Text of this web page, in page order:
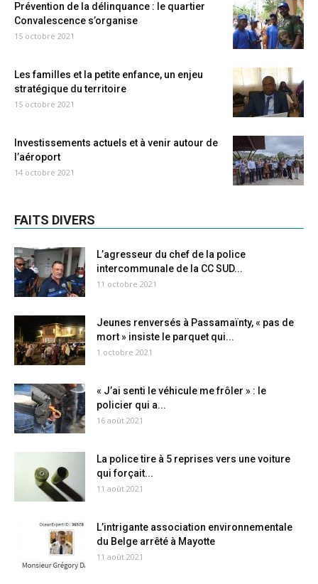
Prévention de la délinquance : le quartier
Convalescence s’organise
15 octobre 2021
Les familles et la petite enfance, un enjeu
stratégique du territoire
15 octobre 2021
Investissements actuels et à venir autour de
l’aéroport
14 octobre 2021
FAITS DIVERS
L’agresseur du chef de la police
intercommunale de la CC SUD...
11 octobre 2021
Jeunes renversés à Passamaïnty, « pas de
mort » insiste le parquet qui...
1 octobre 2021
« J’ai senti le véhicule me frôler » : le
policier qui a...
16 août 2021
La police tire à 5 reprises vers une voiture
qui forçait...
11 août 2021
L’intrigante association environnementale
du Belge arrêté à Mayotte
11 août 2021